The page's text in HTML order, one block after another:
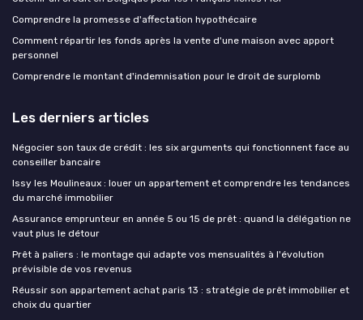
Comprendre la promesse d'affectation hypothécaire
Comment répartir les fonds après la vente d'une maison avec apport
personnel
Comprendre le montant d'indemnisation pour le droit de surplomb
Les derniers articles
Négocier son taux de crédit : les six arguments qui fonctionnent face au
conseiller bancaire
Issy les Moulineaux : louer un appartement et comprendre les tendances
du marché immobilier
Assurance emprunteur en année 5 ou 15 de prêt : quand la délégation ne
vaut plus le détour
Prêt à paliers : le montage qui adapte vos mensualités à l'évolution
prévisible de vos revenus
Réussir son appartement achat paris 13 : stratégie de prêt immobilier et
choix du quartier